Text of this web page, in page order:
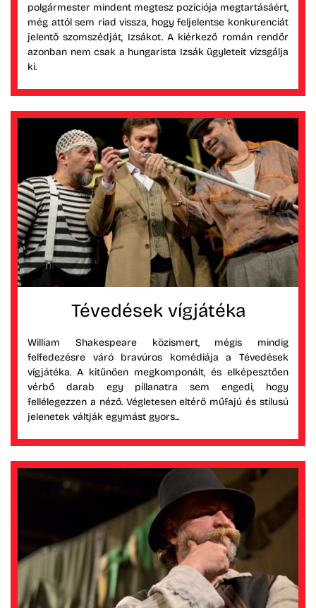
polgármester mindent megtesz pozíciója megtartásáért,
még attól sem riad vissza, hogy feljelentse konkurenciát
jelentő szomszédját, Izsákot. A kiérkező román rendőr
azonban nem csak a hungarista Izsák ügyleteit vizsgálja
ki.
Tévedések vígjátéka
William Shakespeare közismert, mégis mindig
felfedezésre váró bravúros komédiája a Tévedések
vígjátéka. A kitűnően megkomponált, és elképesztően
vérbő darab egy pillanatra sem engedi, hogy
fellélegezzen a néző. Végletesen eltérő műfajú és stílusú
jelenetek váltják egymást gyors...